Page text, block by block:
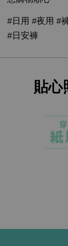
#日用 #夜用 #
#日安褲
貼心